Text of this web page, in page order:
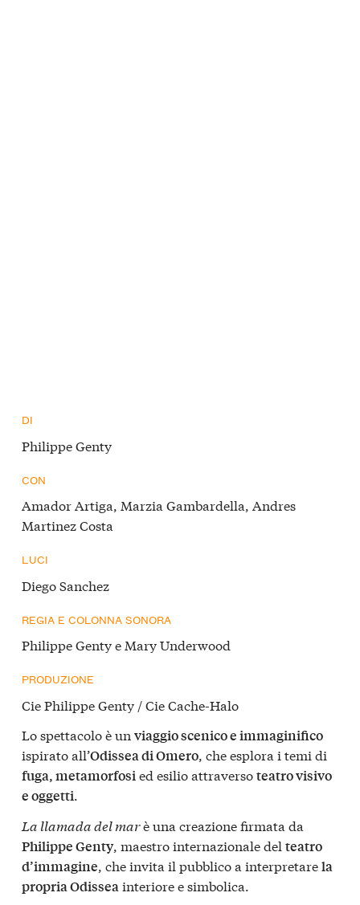
DI
Philippe Genty
CON
Amador Artiga, Marzia Gambardella, Andres
Martinez Costa
LUCI
Diego Sanchez
REGIA E COLONNA SONORA
Philippe Genty e Mary Underwood
PRODUZIONE
Cie Philippe Genty / Cie Cache-Halo
Lo spettacolo è un viaggio scenico e immaginifico
ispirato all’Odissea di Omero, che esplora i temi di
fuga, metamorfosied esilio attraversoteatro visivo
e oggetti.
La llamada del marè una creazione firmata da
Philippe Genty, maestro internazionale del teatro
d’immagine, che invita il pubblico a interpretarela
propria Odisseainteriore e simbolica.